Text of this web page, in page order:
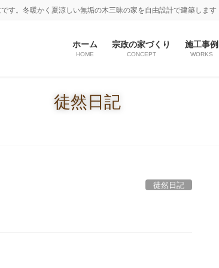
す。冬暖かく夏涼しい無垢の木三昧の家を自由設計で建築します
ホーム
HOME
宗政の家づくり
CONCEPT
施工事例
WORKS
徒然日記
徒然日記